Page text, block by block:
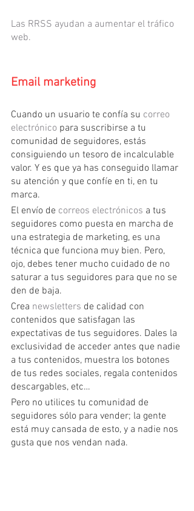
Las RRSS ayudan a aumentar el tráfico
web.
Email marketing
Cuando un usuario te confía su correo
electrónico para suscribirse a tu
comunidad de seguidores, estás
consiguiendo un tesoro de incalculable
valor. Y es que ya has conseguido llamar
su atención y que confíe en ti, en tu
marca.
El envío de correos electrónicos a tus
seguidores como puesta en marcha de
una estrategia de marketing, es una
técnica que funciona muy bien. Pero,
ojo, debes tener mucho cuidado de no
saturar a tus seguidores para que no se
den de baja.
Crea newsletters de calidad con
contenidos que satisfagan las
expectativas de tus seguidores. Dales la
exclusividad de acceder antes que nadie
a tus contenidos, muestra los botones
de tus redes sociales, regala contenidos
descargables, etc…
Pero no utilices tu comunidad de
seguidores sólo para vender; la gente
está muy cansada de esto, y a nadie nos
gusta que nos vendan nada.